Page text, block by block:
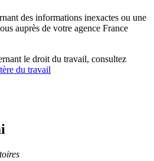
des informations inexactes ou une
auprès de votre agence France
le droit du travail, consultez
du travail